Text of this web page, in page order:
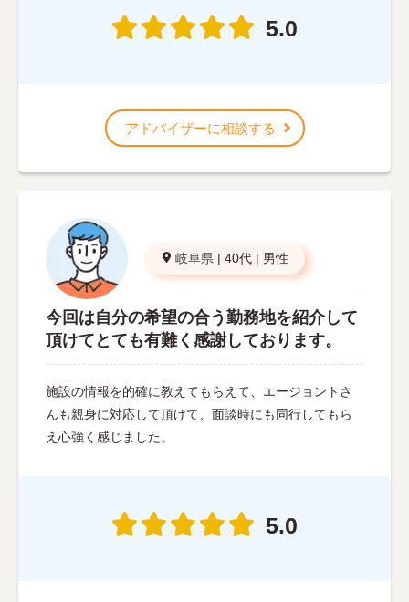
5.0
アドバイザーに相談する
岐阜県 | 40代 | 男性
今回は自分の希望の合う勤務地を紹介して
頂けてとても有難く感謝しております。
施設の情報を的確に教えてもらえて、エージョントさ
んも親身に対応して頂けて、面談時にも同行してもら
え心強く感じました。
5.0